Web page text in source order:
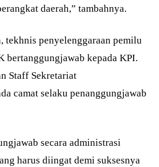
daerah,” tambahnya.
tekhnis penyelenggaraan pemilu
bertanggungjawab kepada KPI.
Staff Sekretariat
camat selaku penanggungjawab
secara administrasi
harus diingat demi suksesnya